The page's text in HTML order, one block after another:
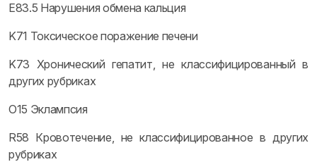
E83.5 Нарушения обмена кальция
K71 Токсическое поражение печени
K73 Хронический гепатит, не классифицированный в
других рубриках
O15 Эклампсия
R58 Кровотечение, не классифицированное в других
рубриках